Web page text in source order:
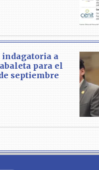
indagatoria a
para el
septiembre